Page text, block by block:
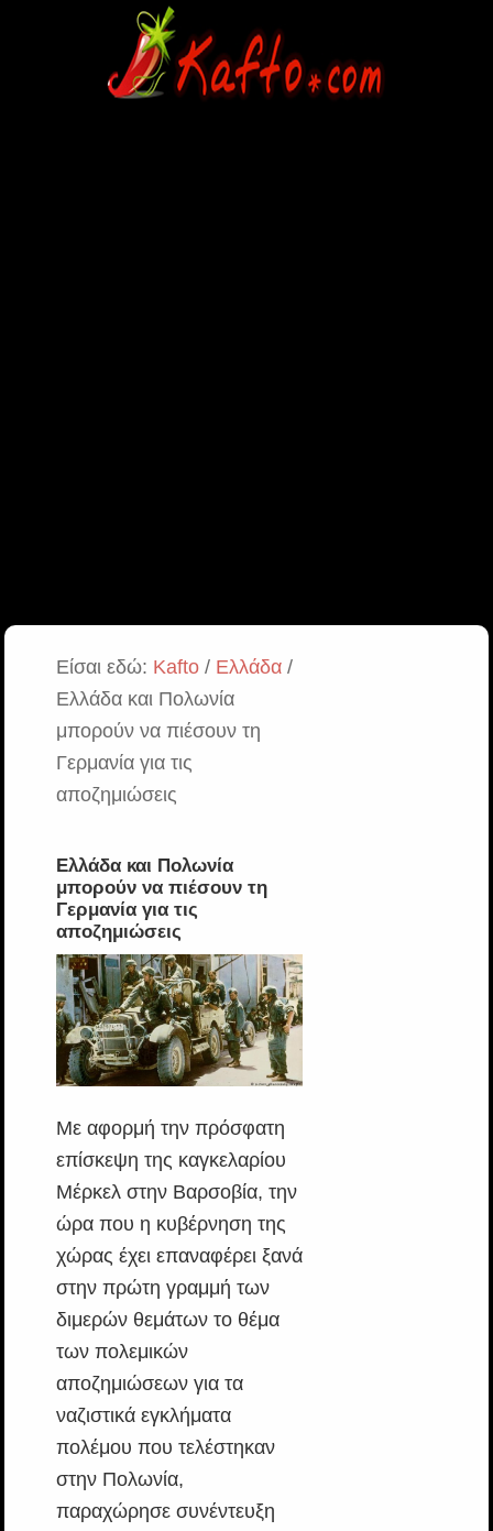
Είσαι εδώ: Kafto/ Ελλάδα/
Ελλάδα και Πολωνία
μπορούν να πιέσουν τη
Γερμανία για τις
αποζημιώσεις
Ελλάδα και Πολωνία
μπορούν να πιέσουν τη
Γερμανία για τις
αποζημιώσεις
Με αφορμή την πρόσφατη
επίσκεψη της καγκελαρίου
Μέρκελ στην Βαρσοβία, την
ώρα που η κυβέρνηση της
χώρας έχει επαναφέρει ξανά
στην πρώτη γραμμή των
διμερών θεμάτων το θέμα
των πολεμικών
αποζημιώσεων για τα
ναζιστικά εγκλήματα
πολέμου που τελέστηκαν
στην Πολωνία,
παραχώρησε συνέντευξη